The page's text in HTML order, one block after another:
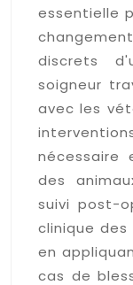
essentielle
discrets
soigneur
avec les
nécessaire
des
suivi post-
clinique
en
cas de